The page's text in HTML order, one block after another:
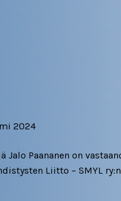
2024
Paananen on
Liitto – SMYL